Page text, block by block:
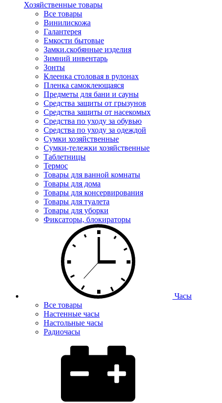
Хозяйственные товары
Все товары
Винилискожа
Галантерея
Емкости бытовые
Замки.скобянные изделия
Зимний инвентарь
Зонты
Клеенка столовая в рулонах
Пленка самоклеющаяся
Предметы для бани и сауны
Средства защиты от грызунов
Средства защиты от насекомых
Средства по уходу за обувью
Средства по уходу за одеждой
Сумки хозяйственные
Сумки-тележки хозяйственные
Таблетницы
Термос
Товары для ванной комнаты
Товары для дома
Товары для консервирования
Товары для туалета
Товары для уборки
Фиксаторы, блокираторы
Часы
Все товары
Настенные часы
Настольные часы
Радиочасы